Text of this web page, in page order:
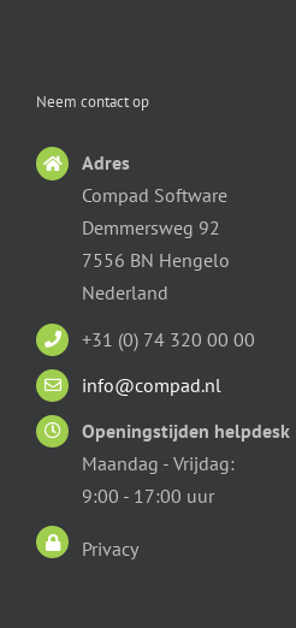
Neem contact op
Adres
Compad Software
Demmersweg 92
7556 BN Hengelo
Nederland
+31 (0) 74 320 00 00
info@compad.nl
Openingstijden helpdesk
Maandag - Vrijdag:
9:00 - 17:00 uur
Privacy